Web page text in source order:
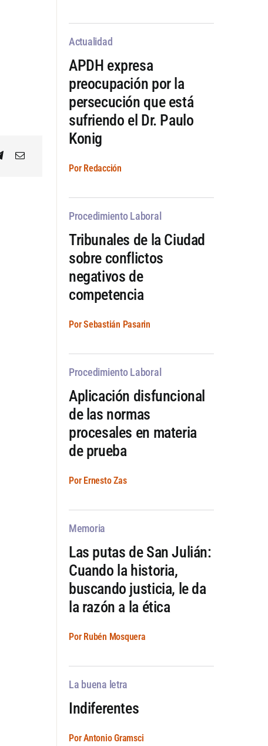
Actualidad
APDH expresa
preocupación por la
persecución que está
sufriendo el Dr. Paulo
Konig
Por Redacción
Procedimiento Laboral
Tribunales de la Ciudad
sobre conflictos
negativos de
competencia
Por Sebastián Pasarin
Procedimiento Laboral
Aplicación disfuncional
de las normas
procesales en materia
de prueba
Por Ernesto Zas
Memoria
Las putas de San Julián:
Cuando la historia,
buscando justicia, le da
la razón a la ética
Por Rubén Mosquera
La buena letra
Indiferentes
Por Antonio Gramsci